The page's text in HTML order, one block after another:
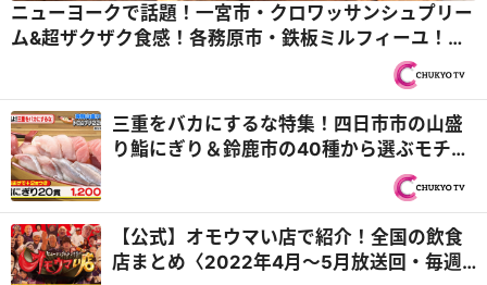
ニューヨークで話題！一宮市・クロワッサンシュプリー
ム&超ザクザク食感！各務原市・鉄板ミルフィーユ！？
源流水でコーヒーをつくる旅 木曽川編『PS純金（ゴー
三重をバカにするな特集！四日市市の山盛
り鮨にぎり＆鈴鹿市の40種から選ぶモチモ
【公式】オモウマい店で紹介！全国の飲食
店まとめ〈2022年4月〜5月放送回・毎週